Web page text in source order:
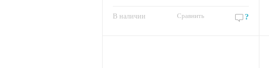
В наличии Сравнить ?